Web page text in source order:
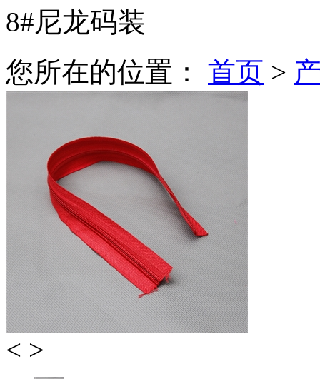
8#尼龙码装
您所在的位置： 首页 >
< >